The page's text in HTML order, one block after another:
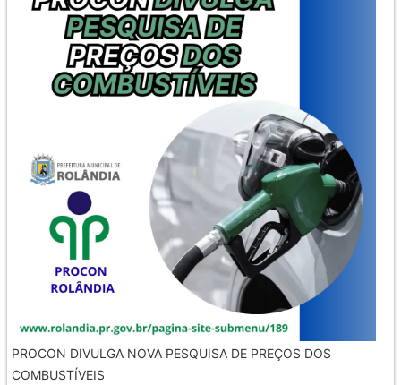
PROCON DIVULGA NOVA PESQUISA DE PREÇOS DOS
COMBUSTÍVEIS